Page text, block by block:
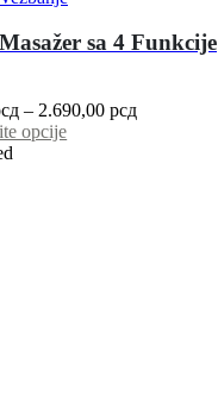
sa 4 Funkcije
– 2.690,00 рсд
opcije